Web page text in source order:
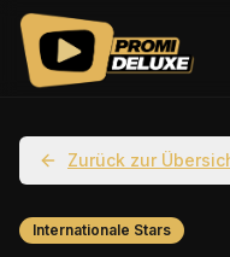
Zurück zur
Internationale Stars